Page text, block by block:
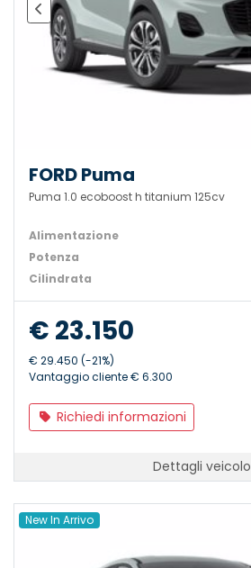
FORD Puma
Puma 1.0 ecoboost h titanium 125cv
Alimentazione
Potenza
Cilindrata
€ 23.150
€ 29.450 (-21%)
Vantaggio cliente € 6.300
Richiedi informazioni
Dettagli veicolo
New In Arrivo